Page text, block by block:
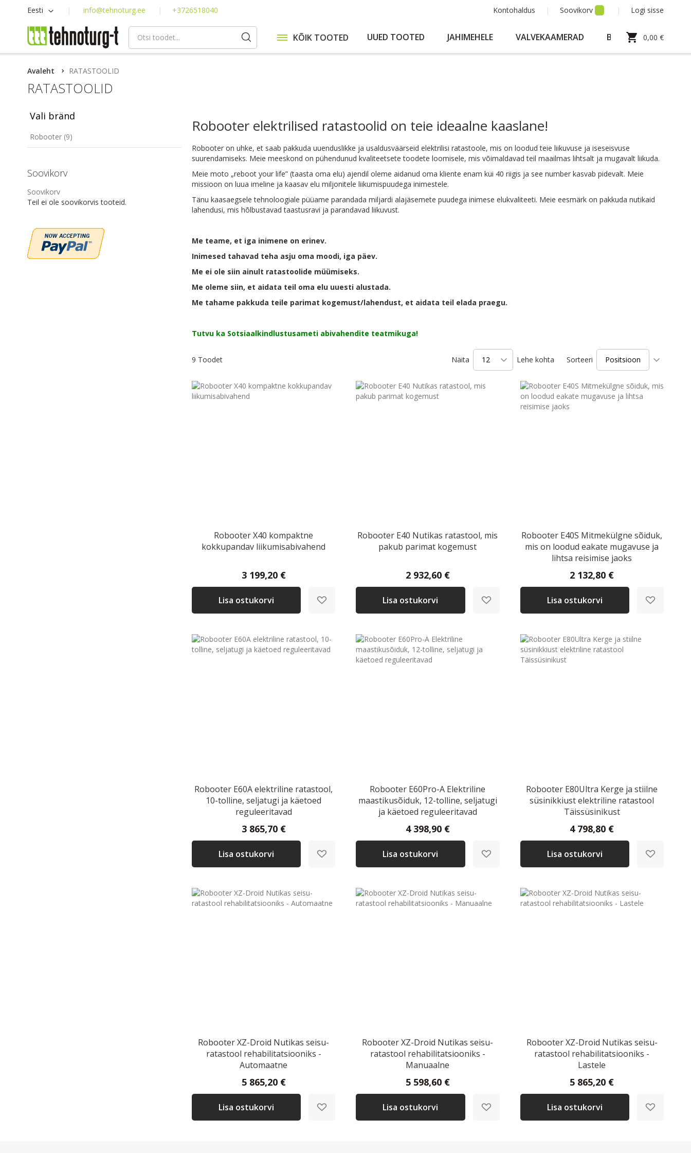
Kontohaldus Soovikorv Logi sisse
Skip
Content
Keel
Eesti info@tehnoturg.ee +3726518040
Minu ostukorv
0,00 €
Otsi
KÕIK TOOTED UUED TOOTED JAHIMEHELE VALVEKAAMERAD BLOGI
Avaleht RATASTOOLID
RATASTOOLID
Robooter elektrilised ratastoolid on teie ideaalne kaaslane!
Robooter on uhke, et saab pakkuda uuenduslikke ja usaldusväärseid elektrilisi ratastoole, mis on loodud teie liikuvuse ja iseseisvuse
suurendamiseks. Meie meeskond on pühendunud kvaliteetsete toodete loomisele, mis võimaldavad teil maailmas lihtsalt ja mugavalt liikuda.
Meie moto „reboot your life” (taasta oma elu) ajendil oleme aidanud oma kliente enam kui 40 riigis ja see number kasvab pidevalt. Meie
missioon on luua imeline ja kaasav elu miljonitele liikumispuudega inimestele.
Tänu kaasaegsele tehnoloogiale püüame parandada miljardi alajäsemete puudega inimese elukvaliteeti. Meie eesmärk on pakkuda nutikaid
lahendusi, mis hõlbustavad taastusravi ja parandavad liikuvust.
Me teame, et iga inimene on erinev.
Inimesed tahavad teha asju oma moodi, iga päev.
Me ei ole siin ainult ratastoolide müümiseks.
Me oleme siin, et aidata teil oma elu uuesti alustada.
Me tahame pakkuda teile parimat kogemust/lahendust, et aidata teil elada praegu.
Tutvu ka Sotsiaalkindlustusameti abivahendite teatmikuga!
9 Toodet Näita Lehe kohta Sorteeri
Robooter X40 kompaktne
kokkupandav liikumisabivahend
3 199,20 €
Lisa ostukorvi
Robooter E40 Nutikas ratastool, mis
pakub parimat kogemust
2 932,60 €
Lisa ostukorvi
Robooter E40S Mitmekülgne sõiduk,
mis on loodud eakate mugavuse ja
lihtsa reisimise jaoks
2 132,80 €
Lisa ostukorvi
Robooter E60A elektriline ratastool,
10-tolline, seljatugi ja käetoed
reguleeritavad
3 865,70 €
Lisa ostukorvi
Robooter E60Pro-A Elektriline
maastikusõiduk, 12-tolline, seljatugi
ja käetoed reguleeritavad
4 398,90 €
Lisa ostukorvi
Robooter E80Ultra Kerge ja stiilne
süsinikkiust elektriline ratastool
Täissüsinikust
4 798,80 €
Lisa ostukorvi
Robooter XZ-Droid Nutikas seisu-
ratastool rehabilitatsiooniks -
Automaatne
5 865,20 €
Lisa ostukorvi
Robooter XZ-Droid Nutikas seisu-
ratastool rehabilitatsiooniks -
Manuaalne
5 598,60 €
Lisa ostukorvi
Robooter XZ-Droid Nutikas seisu-
ratastool rehabilitatsiooniks -
Lastele
5 865,20 €
Lisa ostukorvi
Vali bränd
Robooter 9item
Soovikorv
Soovikorv
Teil ei ole soovikorvis tooteid.